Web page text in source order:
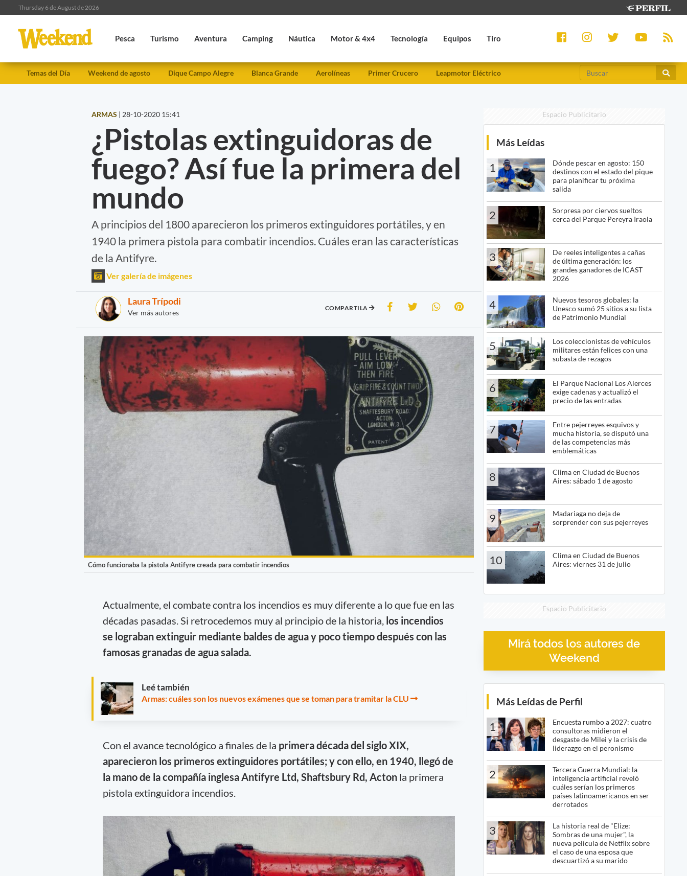
Thursday 6 de August de 2026
Pesca Turismo Aventura Camping Náutica Motor & 4x4 Tecnología Equipos Tiro
Temas del Día Weekend de agosto Dique Campo Alegre Blanca Grande Aerolíneas Primer Crucero Leapmotor Eléctrico
ARMAS | 28-10-2020 15:41
¿Pistolas extinguidoras de
fuego? Así fue la primera del
mundo
A principios del 1800 aparecieron los primeros extinguidores portátiles, y en
1940 la primera pistola para combatir incendios. Cuáles eran las características
de la Antifyre.
Ver galería de imágenes
Laura Trípodi
Ver más autores
COMPARTILA
Cómo funcionaba la pistola Antifyre creada para combatir incendios
Actualmente, el combate contra los incendios es muy diferente a lo que fue en las
décadas pasadas. Si retrocedemos muy al principio de la historia, los incendios
se lograban extinguir mediante baldes de agua y poco tiempo después con las
famosas granadas de agua salada.
Leé también
Armas: cuáles son los nuevos exámenes que se toman para tramitar la CLU
Con el avance tecnológico a finales de la primera década del siglo XIX,
aparecieron los primeros extinguidores portátiles; y con ello, en 1940, llegó de
la mano de la compañía inglesa Antifyre Ltd, Shaftsbury Rd, Actonla primera
pistola extinguidora incendios.
Espacio Publicitario
Más Leídas
1
Dónde pescar en agosto: 150
destinos con el estado del pique
para planificar tu próxima
salida
2
Sorpresa por ciervos sueltos
cerca del Parque Pereyra Iraola
3
De reeles inteligentes a cañas
de última generación: los
grandes ganadores de ICAST
2026
4
Nuevos tesoros globales: la
Unesco sumó 25 sitios a su lista
de Patrimonio Mundial
5
Los coleccionistas de vehículos
militares están felices con una
subasta de rezagos
6
El Parque Nacional Los Alerces
exige cadenas y actualizó el
precio de las entradas
7
Entre pejerreyes esquivos y
mucha historia, se disputó una
de las competencias más
emblemáticas
8
Clima en Ciudad de Buenos
Aires: sábado 1 de agosto
9
Madariaga no deja de
sorprender con sus pejerreyes
10
Clima en Ciudad de Buenos
Aires: viernes 31 de julio
Espacio Publicitario
Mirá todos los autores de
Weekend
Más Leídas de Perfil
1
Encuesta rumbo a 2027: cuatro
consultoras midieron el
desgaste de Milei y la crisis de
liderazgo en el peronismo
2
Tercera Guerra Mundial: la
inteligencia artificial reveló
cuáles serían los primeros
países latinoamericanos en ser
derrotados
3
La historia real de "Elize:
Sombras de una mujer", la
nueva película de Netflix sobre
el caso de una esposa que
descuartizó a su marido